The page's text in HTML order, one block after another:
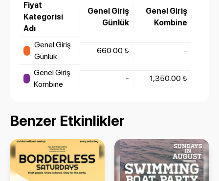
Fiyat
Kategorisi
Adı
Genel Giriş
Günlük
Genel Giriş
Kombine
Genel Giriş
Günlük
660.00 ₺ -
Genel Giriş
Kombine
- 1,350.00 ₺
Benzer Etkinlikler